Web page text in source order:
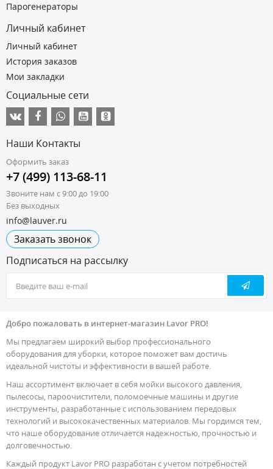
Парогенераторы
Личный кабинет
Личный кабинет
История заказов
Мои закладки
Социальные сети
Наши Контакты
Оформить заказ
+7 (499) 113-68-11
Звоните нам с 9:00 до 19:00
Без выходных
info@lauver.ru
Заказать звонок
Подписаться на рассылку
Добро пожаловать в интернет-магазин Lavor PRO!
Мы предлагаем широкий выбор профессионального
оборудования для уборки, которое поможет вам достичь
идеальной чистоты и эффективности в вашей работе.
Наш ассортимент включает в себя мойки высокого давления,
пылесосы, пароочистители, поломоечные машины и другие
инструменты, разработанные с использованием передовых
технологий и высококачественных материалов. Мы гордимся тем,
что наше оборудование отличается надежностью, прочностью и
долговечностью.
Каждый продукт Lavor PRO разработан с учетом потребностей